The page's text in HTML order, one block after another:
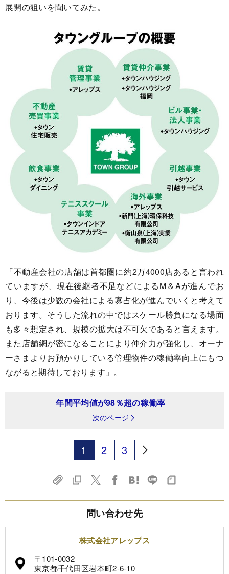
展開の狙いを聞いてみた。
「不動産会社の店舗は首都圏に約2万4000店あると言われ
ていますが、現在後継者不足などによるM＆Aが進んでお
り、今後は少数の会社による寡占化が進んでいくと考えて
おります。そうした流れの中ではスケール勝負になる場面
も多々想定され、規模の拡大は不可欠であると言えます。
また店舗網が密になることにより仲介力が強化し、オーナ
ーさまよりお預かりしている管理物件の稼働率向上にもつ
ながると期待しております」。
年間平均値が98％超の稼働率
次のページ
1 2 3
問い合わせ先
株式会社アレップス
〒101-0032
東京都千代田区岩本町2-6-10